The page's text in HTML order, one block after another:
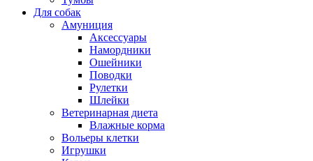
Для собак
Амуниция
Аксессуары
Намордники
Ошейники
Поводки
Рулетки
Шлейки
Ветеринарная диета
Влажные корма
Вольеры клетки
Игрушки